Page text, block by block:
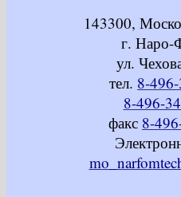
143300,
г. Наро-
ул.
тел. 8-
8-496-
факс 8-